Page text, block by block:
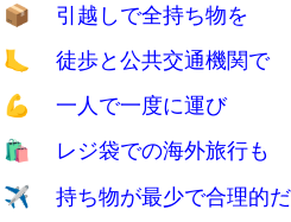
📦 引越しで全持ち物を
🦶 徒歩と公共交通機関で
💪 一人で一度に運び
🛍 レジ袋での海外旅行も
✈ 持ち物が最少で合理的だ